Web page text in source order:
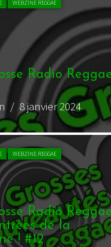
!
La
: les